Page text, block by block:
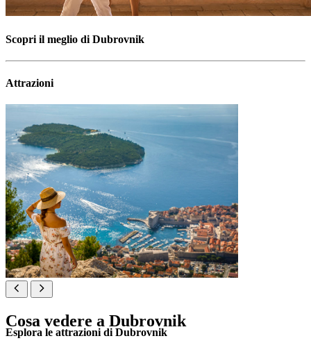
Scopri il meglio di Dubrovnik
Attrazioni
Cosa vedere a Dubrovnik
Esplora le attrazioni di Dubrovnik